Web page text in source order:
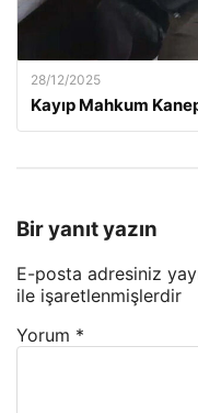
28/12/2025
Kayıp Mahkum
Bir yanıt yazın
E-posta adresiniz
ile işaretlenmişlerdir
Yorum *